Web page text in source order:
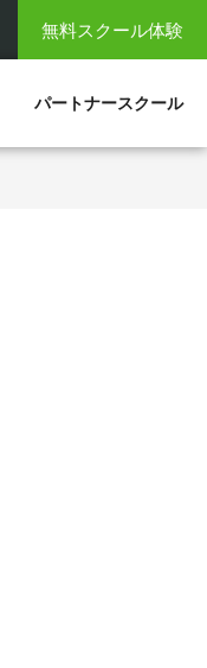
無料スクール体験
パートナースクール